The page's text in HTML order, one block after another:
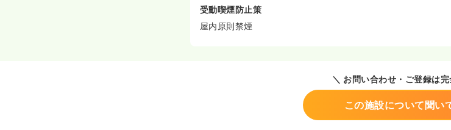
受動喫煙防止策
屋内原則禁煙
＼ お問い合わせ・ご登録は完
この施設について聞い